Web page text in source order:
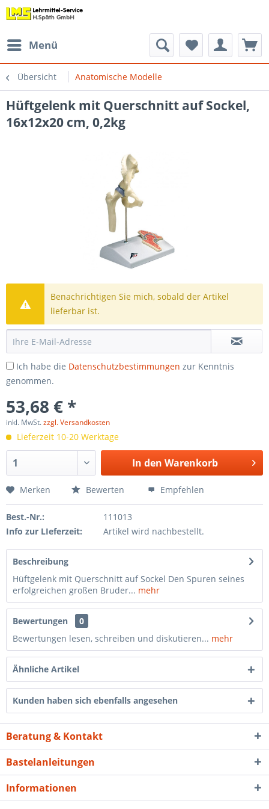
Menü
Übersicht Anatomische Modelle
Hüftgelenk mit Querschnitt auf Sockel,
16x12x20 cm, 0,2kg
Benachrichtigen Sie mich, sobald der Artikel
lieferbar ist.
Ich habe die Datenschutzbestimmungen zur Kenntnis
genommen.
53,68 € *
inkl. MwSt.zzgl. Versandkosten
Lieferzeit 10-20 Werktage
In den Warenkorb
Merken Bewerten Empfehlen
Best.-Nr.:
111013
Info zur LIeferzeit:
Artikel wird nachbestellt.
Beschreibung
Hüftgelenk mit Querschnitt auf Sockel Den Spuren seines
erfolgreichen großen Bruder... mehr
Bewertungen
0
Bewertungen lesen, schreiben und diskutieren... mehr
Ähnliche Artikel
Kunden haben sich ebenfalls angesehen
Beratung & Kontakt
Bastelanleitungen
Informationen